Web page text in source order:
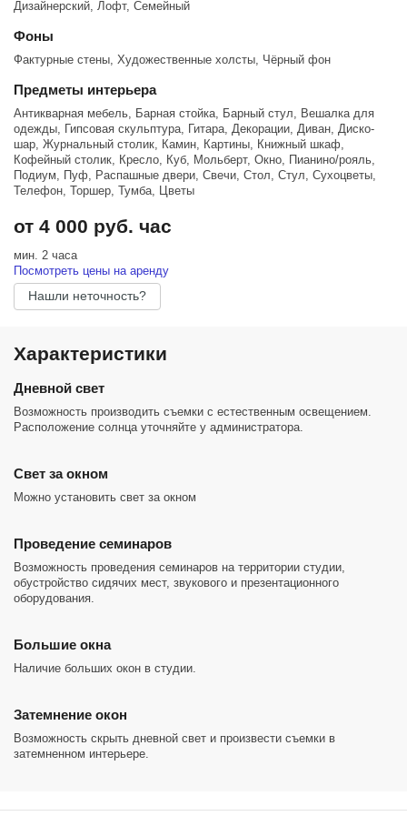
СЕЙЧАС!
Забронируйте пространство по телефону
Дизайнерский, Лофт, Семейный
Фоны
Фактурные стены, Художественные холсты, Чёрный фон
Предметы интерьера
Антикварная мебель, Барная стойка, Барный стул, Вешалка для
одежды, Гипсовая скульптура, Гитара, Декорации, Диван, Диско-
шар, Журнальный столик, Камин, Картины, Книжный шкаф,
Кофейный столик, Кресло, Куб, Мольберт, Окно, Пианино/рояль,
Подиум, Пуф, Распашные двери, Свечи, Стол, Стул, Сухоцветы,
Телефон, Торшер, Тумба, Цветы
от 4 000 руб. час
мин. 2 часа
Посмотреть цены на аренду
Нашли неточность?
Характеристики
Дневной свет
Возможность производить съемки с естественным освещением.
Расположение солнца уточняйте у администратора.
Cвет за окном
Можно установить свет за окном
Проведение семинаров
Возможность проведения семинаров на территории студии,
обустройство сидячих мест, звукового и презентационного
оборудования.
Большие окна
Наличие больших окон в студии.
Затемнение окон
Возможность скрыть дневной свет и произвести съемки в
затемненном интерьере.